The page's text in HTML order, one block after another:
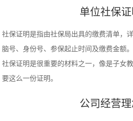
单位社保证
社保证明是指由社保局出具的缴费清单，
脑号、身份号、参保起止时间及缴费金额
社保证明是很重要的材料之一，像是子女
要这么一份证明。
公司经营